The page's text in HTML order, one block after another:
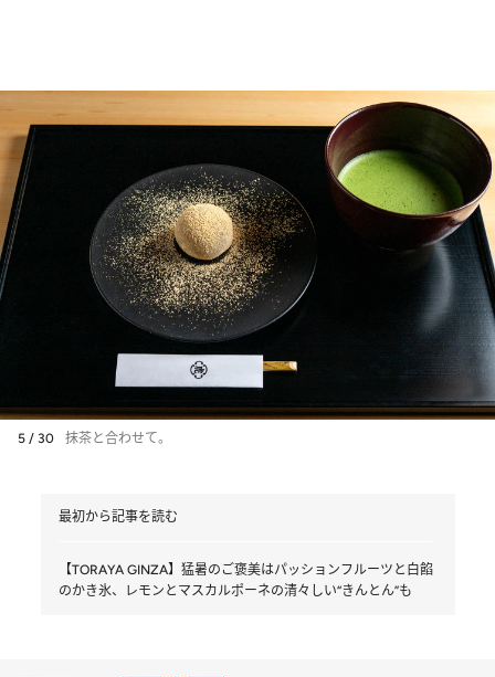
5 / 30 抹茶と合わせて。
最初から記事を読む
【TORAYA GINZA】猛暑のご褒美はパッションフルーツと白餡
のかき氷、レモンとマスカルポーネの清々しい“きんとん”も